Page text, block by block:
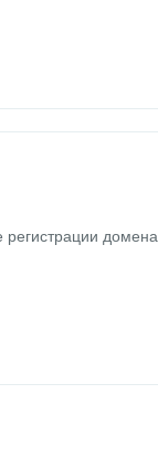
домена,